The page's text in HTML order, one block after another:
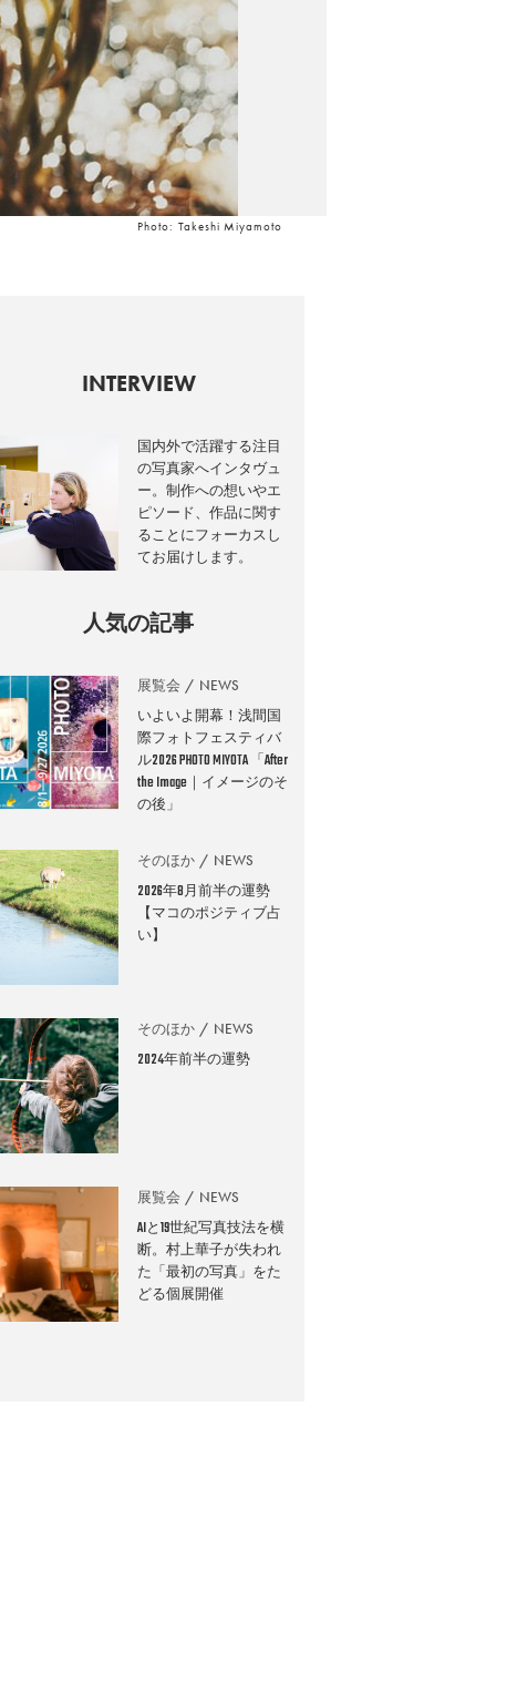
Photo: Takeshi Miyamoto
INTERVIEW
国内外で活躍する注目
の写真家へインタヴュ
ー。制作への想いやエ
ピソード、作品に関す
ることにフォーカスし
てお届けします。
人気の記事
展覧会 NEWS
いよいよ開幕！浅間国
際フォトフェスティバ
ル2026 PHOTO MIYOTA 「After
the Image｜イメージのそ
の後」
そのほか NEWS
2026年8月前半の運勢
【マコのポジティブ占
い】
そのほか NEWS
2024年前半の運勢
展覧会 NEWS
AIと19世紀写真技法を横
断。村上華子が失われ
た「最初の写真」をた
どる個展開催